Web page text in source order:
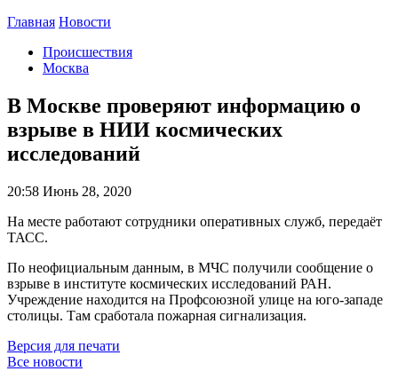
Главная Новости
Происшествия
Москва
В Москве проверяют информацию о
взрыве в НИИ космических
исследований
20:58 Июнь 28, 2020
На месте работают сотрудники оперативных служб, передаёт
ТАСС.
По неофициальным данным, в МЧС получили сообщение о
взрыве в институте космических исследований РАН.
Учреждение находится на Профсоюзной улице на юго-западе
столицы. Там сработала пожарная сигнализация.
Версия для печати
Все новости